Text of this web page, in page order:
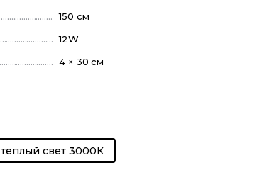
150 см
12W
4 × 30 см
теплый свет 3000К